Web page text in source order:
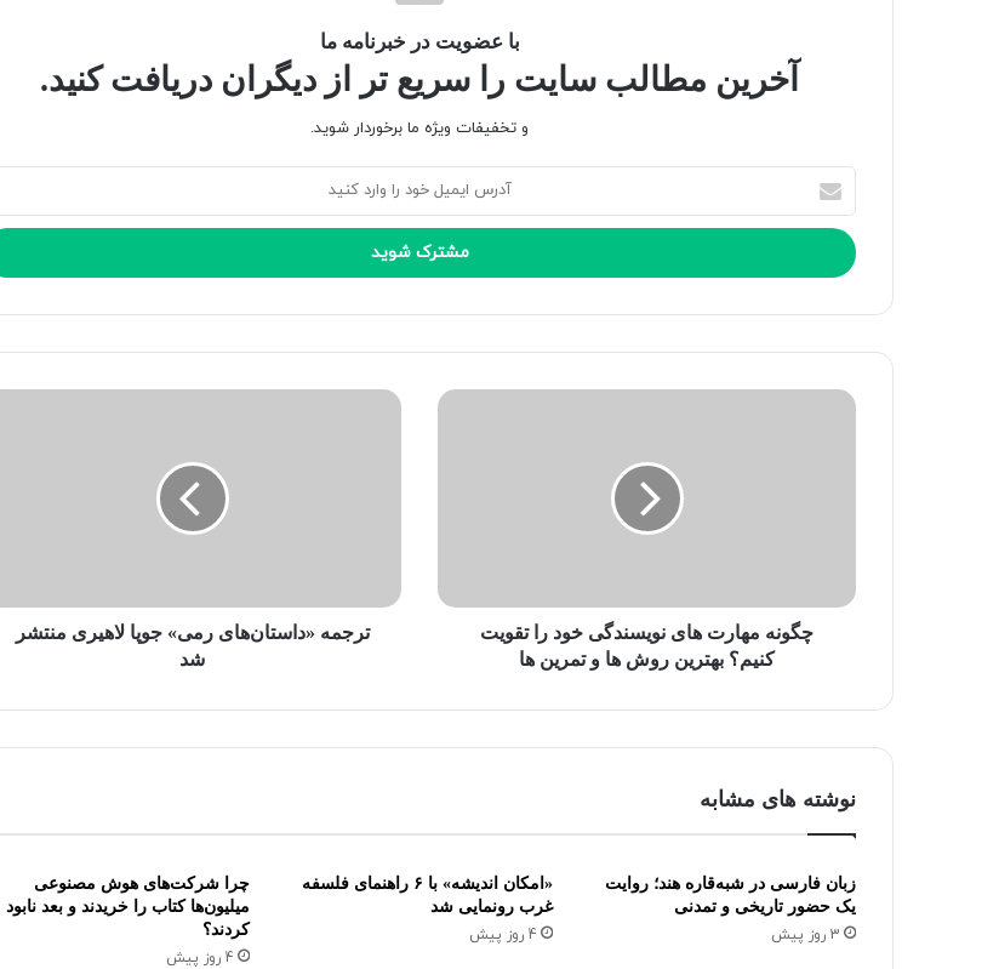
با عضویت در خبرنامه ما
آخرین مطالب سایت را سریع تر از دیگران دریافت کنید.
و تخفیفات ویژه ما برخوردار شوید.
س
ی
خ
د
چگونه مهارت ‌های نویسندگی خود را تقویت
کنیم؟ بهترین روش ‌ها و تمرین‌ ها
ترجمه «داستان‌های رمی» جوپا لاهیری منتشر
شد
نوشته های مشابه
زبان فارسی در شبه‌قاره هند؛ روایت
یک حضور تاریخی و تمدنی
3 روز پیش
«امکان اندیشه» با ۶ راهنمای فلسفه
غرب رونمایی شد
4 روز پیش
چرا شرکت‌های هوش مصنوعی
میلیون‌ها کتاب را خریدند و بعد نابود
کردند؟
4 روز پیش